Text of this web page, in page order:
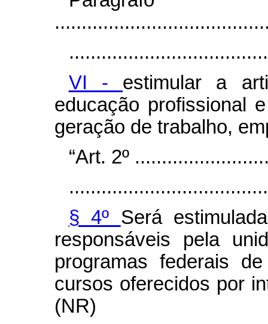
VI - estimular a
educação profissional
geração de trabalho,
“Art. 2º
§ 4º Será
responsáveis pela
programas federais
cursos oferecidos por
(NR)